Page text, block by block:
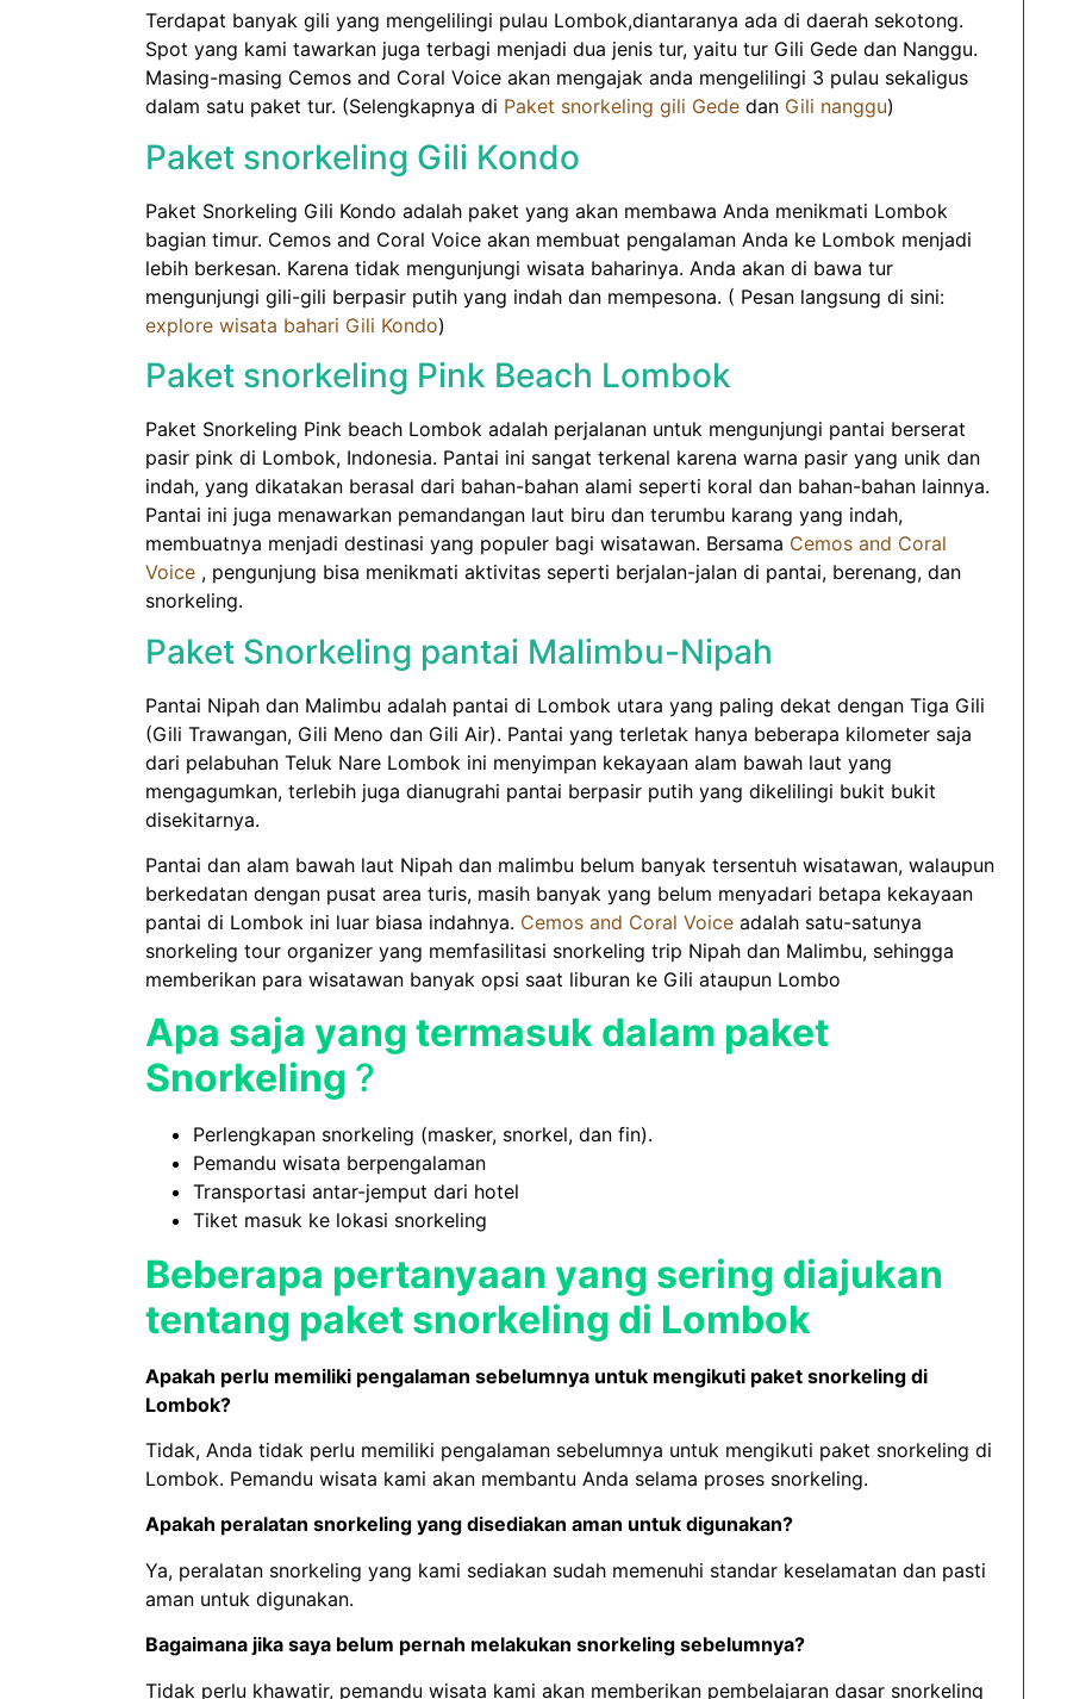
Terdapat banyak gili yang mengelilingi pulau Lombok,diantaranya ada di daerah sekotong.
Spot yang kami tawarkan juga terbagi menjadi dua jenis tur, yaitu tur Gili Gede dan Nanggu.
Masing-masing Cemos and Coral Voice akan mengajak anda mengelilingi 3 pulau sekaligus
dalam satu paket tur. (Selengkapnya di Paket snorkeling gili Gede dan Gili nanggu)
Paket snorkeling Gili Kondo
Paket Snorkeling Gili Kondo adalah paket yang akan membawa Anda menikmati Lombok
bagian timur. Cemos and Coral Voice akan membuat pengalaman Anda ke Lombok menjadi
lebih berkesan. Karena tidak mengunjungi wisata baharinya. Anda akan di bawa tur
mengunjungi gili-gili berpasir putih yang indah dan mempesona. ( Pesan langsung di sini:
explore wisata bahari Gili Kondo)
Paket snorkeling Pink Beach Lombok
Paket Snorkeling Pink beach Lombok adalah perjalanan untuk mengunjungi pantai berserat
pasir pink di Lombok, Indonesia. Pantai ini sangat terkenal karena warna pasir yang unik dan
indah, yang dikatakan berasal dari bahan-bahan alami seperti koral dan bahan-bahan lainnya.
Pantai ini juga menawarkan pemandangan laut biru dan terumbu karang yang indah,
membuatnya menjadi destinasi yang populer bagi wisatawan. Bersama Cemos and Coral
Voice , pengunjung bisa menikmati aktivitas seperti berjalan-jalan di pantai, berenang, dan
snorkeling.
Paket Snorkeling pantai Malimbu-Nipah
Pantai Nipah dan Malimbu adalah pantai di Lombok utara yang paling dekat dengan Tiga Gili
(Gili Trawangan, Gili Meno dan Gili Air). Pantai yang terletak hanya beberapa kilometer saja
dari pelabuhan Teluk Nare Lombok ini menyimpan kekayaan alam bawah laut yang
mengagumkan, terlebih juga dianugrahi pantai berpasir putih yang dikelilingi bukit bukit
disekitarnya.
Pantai dan alam bawah laut Nipah dan malimbu belum banyak tersentuh wisatawan, walaupun
berkedatan dengan pusat area turis, masih banyak yang belum menyadari betapa kekayaan
pantai di Lombok ini luar biasa indahnya. Cemos and Coral Voice adalah satu-satunya
snorkeling tour organizer yang memfasilitasi snorkeling trip Nipah dan Malimbu, sehingga
memberikan para wisatawan banyak opsi saat liburan ke Gili ataupun Lombo
Apa saja yang termasuk dalam paket
Snorkeling ?
Perlengkapan snorkeling (masker, snorkel, dan fin).
Pemandu wisata berpengalaman
Transportasi antar-jemput dari hotel
Tiket masuk ke lokasi snorkeling
Beberapa pertanyaan yang sering diajukan
tentang paket snorkeling di Lombok
Apakah perlu memiliki pengalaman sebelumnya untuk mengikuti paket snorkeling di
Lombok?
Tidak, Anda tidak perlu memiliki pengalaman sebelumnya untuk mengikuti paket snorkeling di
Lombok. Pemandu wisata kami akan membantu Anda selama proses snorkeling.
Apakah peralatan snorkeling yang disediakan aman untuk digunakan?
Ya, peralatan snorkeling yang kami sediakan sudah memenuhi standar keselamatan dan pasti
aman untuk digunakan.
Bagaimana jika saya belum pernah melakukan snorkeling sebelumnya?
Tidak perlu khawatir, pemandu wisata kami akan memberikan pembelajaran dasar snorkeling